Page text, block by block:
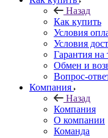
Назад
Как купить
Условия
Условия
Гарантия на
Обмен и
Вопрос-
Компания
Назад
Компания
О компании
Команда